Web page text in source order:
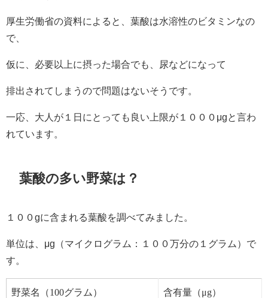
厚生労働省の資料によると、葉酸は水溶性のビタミンなの
で、
仮に、必要以上に摂った場合でも、尿などになって
排出されてしまうので問題はないそうです。
一応、大人が１日にとっても良い上限が１０００μgと言わ
れています。
葉酸の多い野菜は？
１００gに含まれる葉酸を調べてみました。
単位は、μg（マイクログラム：１００万分の１グラム）で
す。
野菜名（100グラム） 含有量（μg）